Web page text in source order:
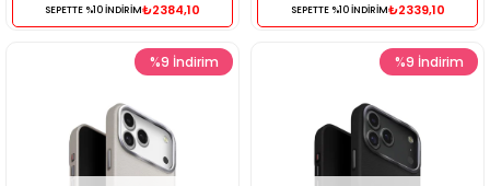
SEPETTE %10 İNDİRİM₺2384,10 SEPETTE %10 İNDİRİM₺2339,10
%9 İndirim %9 İndirim